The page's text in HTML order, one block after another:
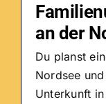
an der
Du planst
Nordsee
Unterkunft